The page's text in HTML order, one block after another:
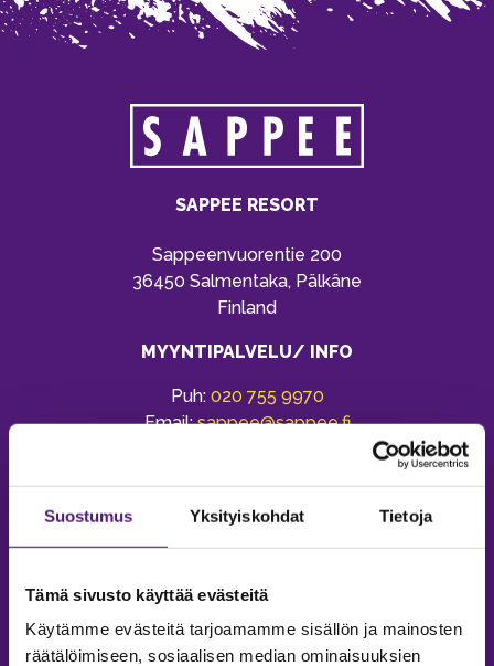
Suostumus Yksityiskohdat Tietoja
Tämä sivusto käyttää evästeitä
Käytämme evästeitä tarjoamamme sisällön ja mainosten
räätälöimiseen, sosiaalisen median ominaisuuksien
SAPPEE RESORT
Sappeenvuorentie 200
36450 Salmentaka, Pälkäne
Finland
MYYNTIPALVELU/ INFO
Puh: 020 755 9970
Email:sappee@sappee.fi